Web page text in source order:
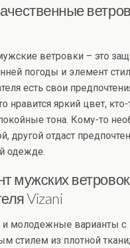
ветровки – это
погоды и элемент
есть свои
нравится яркий цвет, кто-
тона. Кому-то
другой отдаст
одежде.
мужских
Vizani
и молодежные варианты с
стилем из плотной ткани;